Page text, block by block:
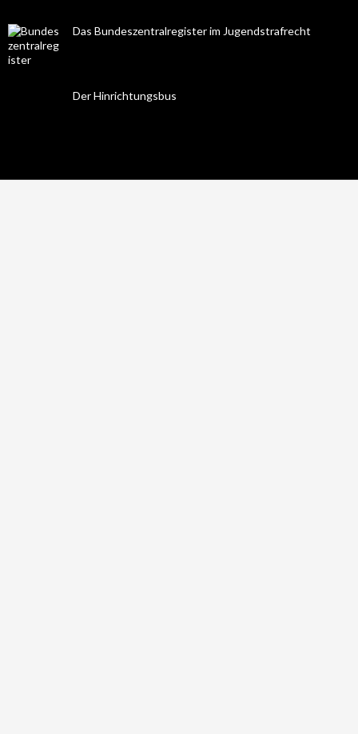
Das Bundeszentralregister im Jugendstrafrecht
Der Hinrichtungsbus